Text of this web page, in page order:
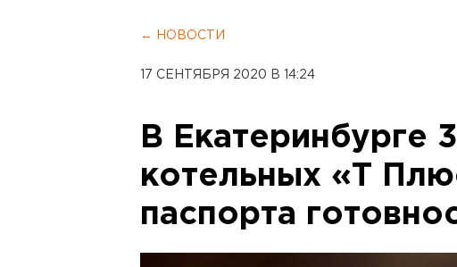
← НОВОСТИ
17 СЕНТЯБРЯ 2020 В 14:24
В Екатеринбурге
котельных «Т
паспорта